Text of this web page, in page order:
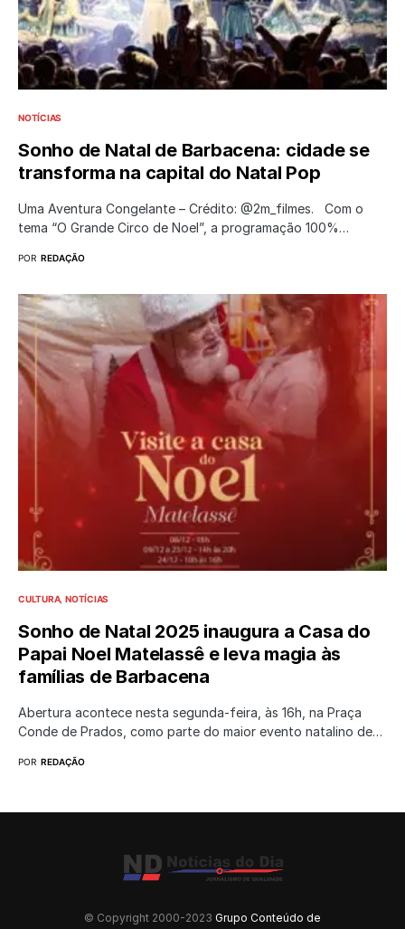
NOTÍCIAS
Sonho de Natal de Barbacena: cidade se
transforma na capital do Natal Pop
Uma Aventura Congelante – Crédito: @2m_filmes. Com o
tema “O Grande Circo de Noel”, a programação 100%…
POR REDAÇÃO
CULTURA NOTÍCIAS
Sonho de Natal 2025 inaugura a Casa do
Papai Noel Matelassê e leva magia às
famílias de Barbacena
Abertura acontece nesta segunda-feira, às 16h, na Praça
Conde de Prados, como parte do maior evento natalino de…
POR REDAÇÃO
© Copyright 2000-2023 Grupo Conteúdo de